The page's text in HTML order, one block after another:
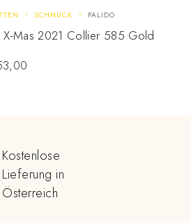
SCHMUCK PALIDO
X-Mas 2021 Collier 585 Gold
Kostenlose
Lieferung in
Österreich